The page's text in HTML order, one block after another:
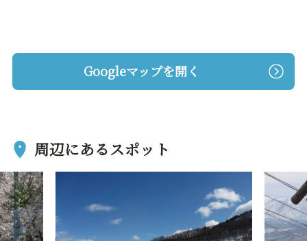
Googleマップを開く
周辺にあるスポット